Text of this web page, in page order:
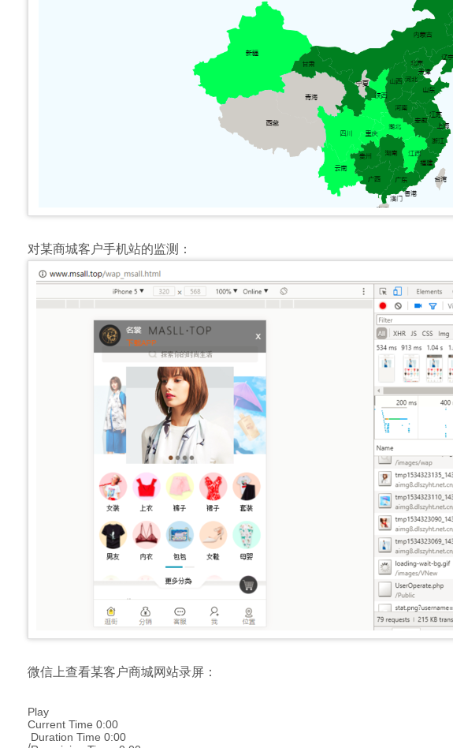
对某商城客户手机站的监测：
微信上查看某客户商城网站录屏：
Play
Current Time 0:00
Duration Time 0:00